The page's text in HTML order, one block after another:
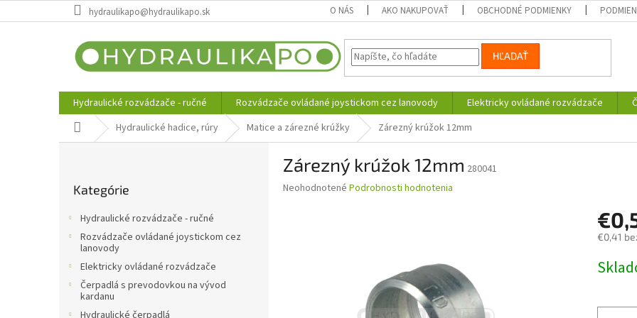
na
hydraulikapo@hydraulikapo.sk O NÁS AKO NAKUPOVAŤ OBCHODNÉ PODMIENKY
HĽADAŤ
Hydraulické rozvádzače - ručné Rozvádzače ovládané joystickom cez lanovody Elektricky ovládané rozvádzače
DomovHydraulické hadice, rúry Matice a zárezné krúžky Zárezný krúžok 12mm
kategórie
Kategórie
Hydraulické rozvádzače - ručné
Rozvádzače ovládané joystickom cez
lanovody
Elektricky ovládané rozvádzače
Čerpadlá s prevodovkou na vývod
kardanu
Hydraulické čerpadlá
Zárezný krúžok 12mm 280041
Priemerné
Neohodnotené Podrobnosti hodnotenia
€0,41
cena: